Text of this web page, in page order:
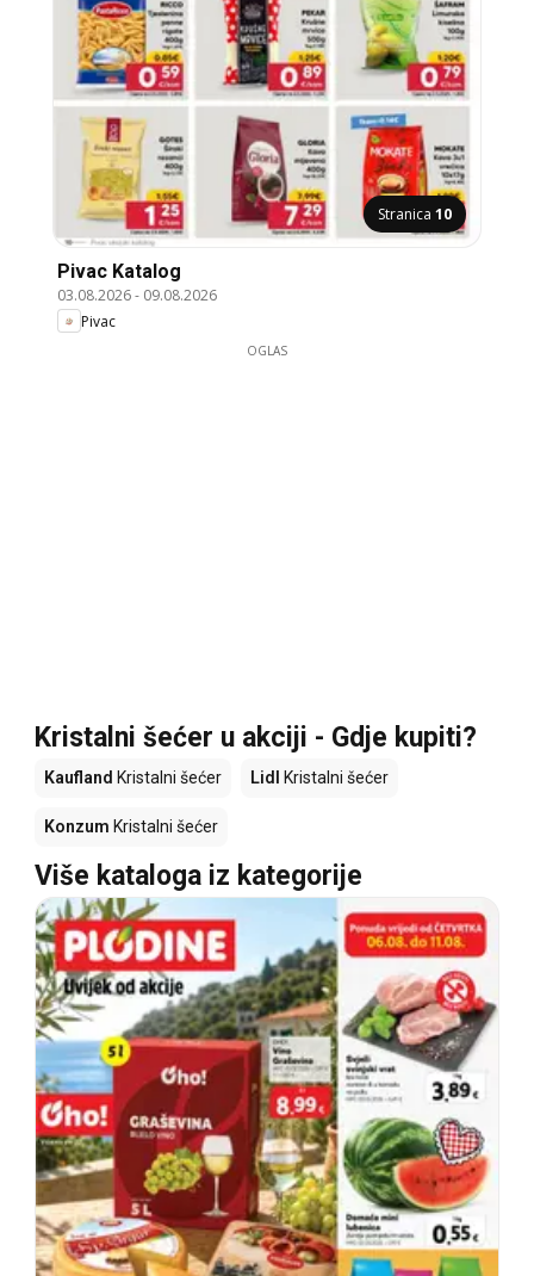
Stranica 10
Pivac Katalog
03.08.2026- 09.08.2026
Pivac
OGLAS
Kristalni šećer u akciji - Gdje kupiti?
Kaufland Kristalni šećer Lidl Kristalni šećer
Konzum Kristalni šećer
Više kataloga iz kategorije